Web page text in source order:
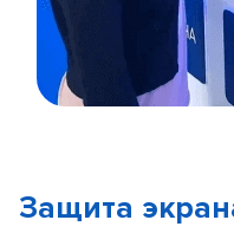
5
Защита